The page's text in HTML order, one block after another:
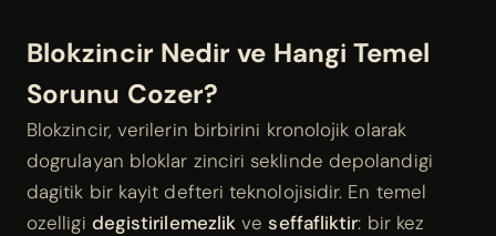
Blokzincir Nedir ve Hangi Temel
Sorunu Cozer?
Blokzincir, verilerin birbirini kronolojik olarak
dogrulayan bloklar zinciri seklinde depolandigi
dagitik bir kayit defteri teknolojisidir. En temel
ozelligi degistirilemezlik veseffafliktir: bir kez